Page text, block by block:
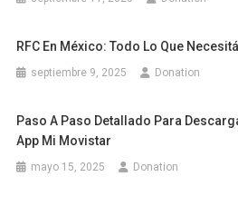
RFC En México: Todo Lo Que
septiembre 9, 2025 Donation
Paso A Paso Detallado Para
App Mi Movistar
mayo 15, 2025 Donation